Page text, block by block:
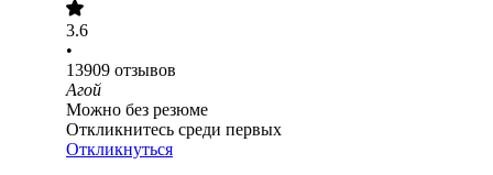
3.6
•
13909 отзывов
Агой
Можно без резюме
Откликнитесь среди первых
Откликнуться